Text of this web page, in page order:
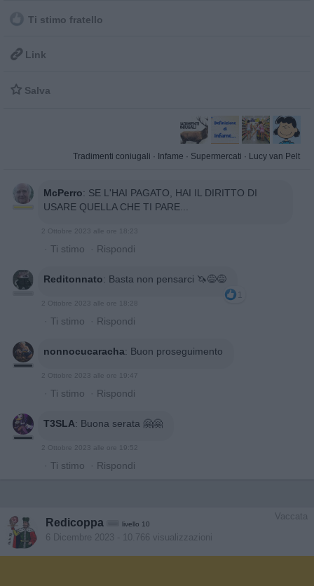
Ti stimo fratello
 Link
 Salva
Tradimenti coniugali · Infame · Supermercati · Lucy van Pelt
McPerro: SE L'HAI PAGATO, HAI IL DIRITTO DI
USARE QUELLA CHE TI PARE...
· Ti stimo · Rispondi
Reditonnato: Basta non pensarci 🦄😅😅
1
· Ti stimo · Rispondi
nonnocucaracha: Buon proseguimento
2 Ottobre 2023 alle ore 19:47
· Ti stimo · Rispondi
T3SLA: Buona serata 🤗🤗
· Ti stimo · Rispondi
Vaccata
Redicoppa livello 10
6 Dicembre 2023 - 10.766 visualizzazioni